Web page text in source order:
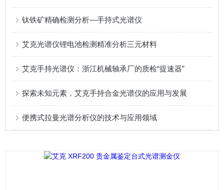
钛铁矿精确检测分析—手持式光谱仪
艾克光谱仪锂电池检测精准分析三元材料
艾克手持光谱仪：浙江机械轴承厂的质检“提速器”
探索未知元素，艾克手持合金光谱仪的应用与发展
便携式拉曼光谱分析仪的技术与应用领域